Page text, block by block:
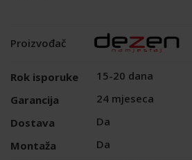
Proizvođač
Rok isporuke
15-20 dana
Garancija
24 mjeseca
Dostava
Da
Montaža
Da